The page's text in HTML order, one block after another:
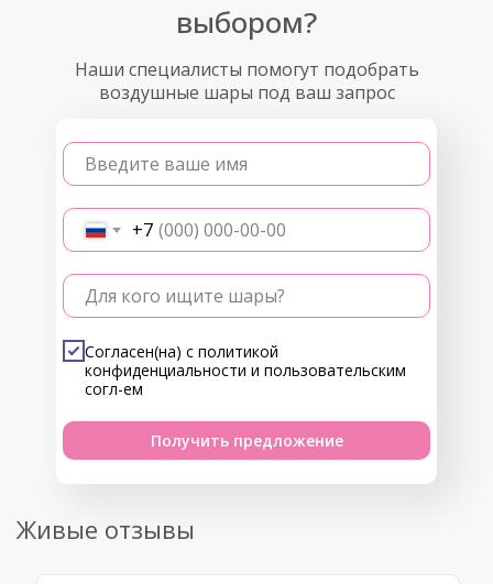
Наши специалисты помогут подобрать
воздушные шары под ваш запрос
Введите ваше имя
+7
Для кого ищите шары?
Согласен(на) с политикой
конфиденциальности и пользовательским
согл-ем
Получить предложение
выбором?
Живые отзывы